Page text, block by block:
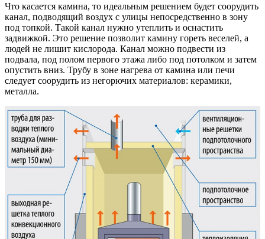
Что касается камина, то идеальным решением будет соорудить
канал, подводящий воздух с улицы непосредственно в зону
под топкой. Такой канал нужно утеплить и оснастить
задвижкой. Это решение позволит камину гореть веселей, а
людей не лишит кислорода. Канал можно подвести из
подвала, под полом первого этажа либо под потолком и затем
опустить вниз. Трубу в зоне нагрева от камина или печи
следует соорудить из негорючих материалов: керамики,
металла.